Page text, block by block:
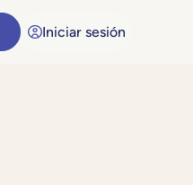
Iniciar sesión